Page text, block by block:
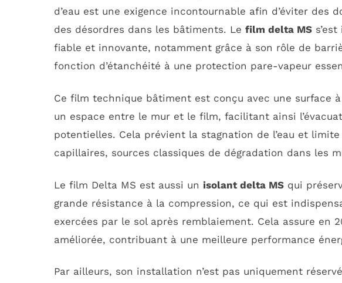
d’eau est une exigence incontournable afin d’éviter des
des désordres dans les bâtiments. Le film delta MS
fiable et innovante, notamment grâce à son rôle de
fonction d’étanchéité à une protection pare-vapeur
Ce film technique bâtiment est conçu avec une surface
un espace entre le mur et le film, facilitant ainsi
potentielles. Cela prévient la stagnation de l’eau et
capillaires, sources classiques de dégradation dans les
Le film Delta MS est aussi un isolant delta MS qui
grande résistance à la compression, ce qui est
exercées par le sol après remblaiement. Cela assure en
améliorée, contribuant à une meilleure performance
Par ailleurs, son installation n’est pas uniquement